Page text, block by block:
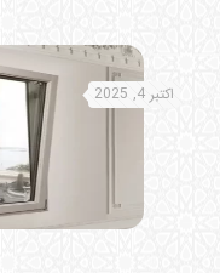
اکتبر 4, 2025